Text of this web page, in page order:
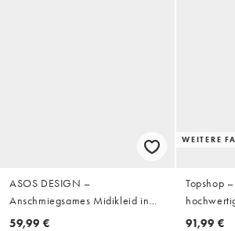
ASOS DESIGN –
Anschmiegsames Midikleid in
Flieder mit Carmen-Ausschnitt
59,99 €
WEITERE
Topshop
Schwarz
91,99 €